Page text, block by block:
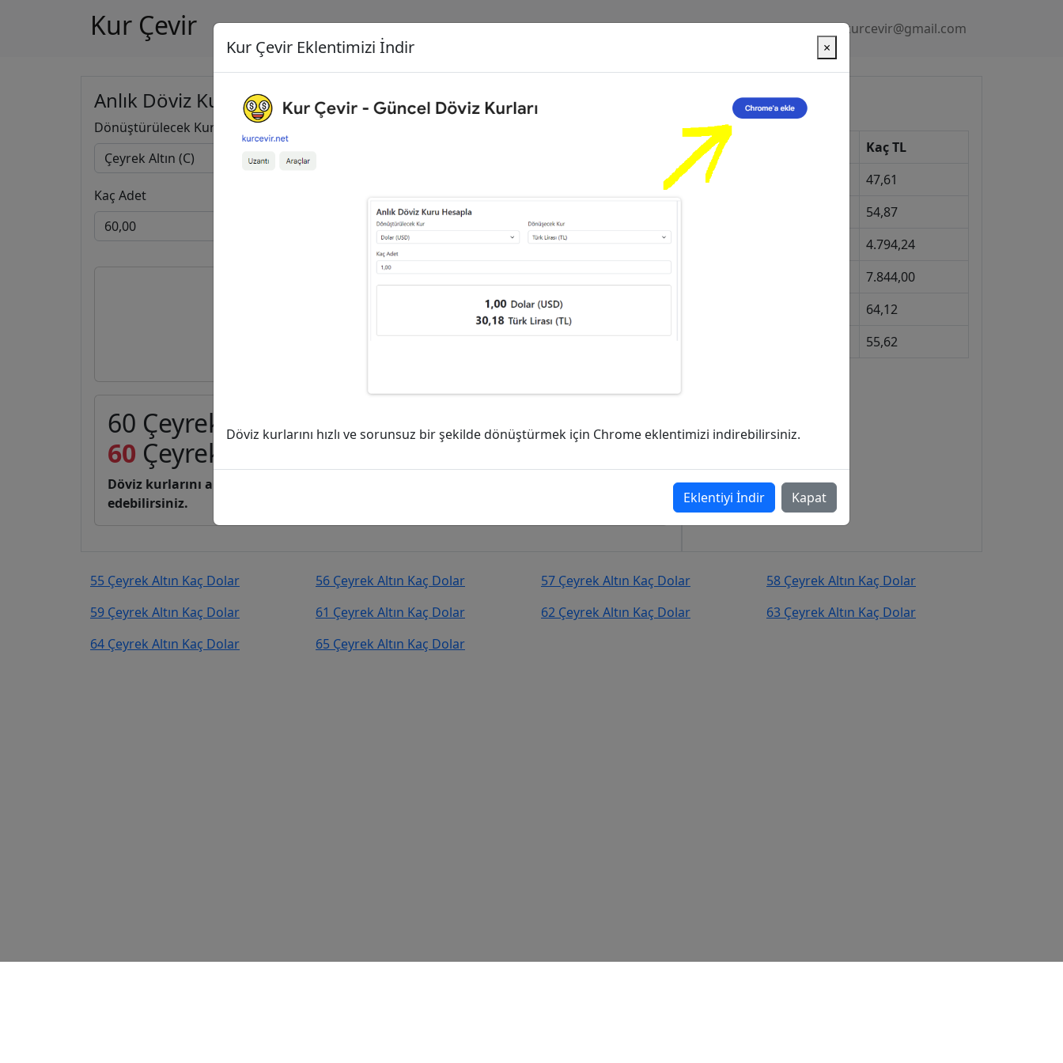
Kur Çevir Gizlilik Politikası kurcevir@gmail.com
Anlık Döviz Kuru Hesapla
Dönüştürülecek Kur
Kaç Adet
Çeyrek Altın (C)
60 Çeyrek Altın (C) kaç Dolar (USD)?
60 Çeyrek Altın Dolar (USD)
Döviz kurlarını anlık, canlı, basit bir şekilde kurcevir.net adresinden takip
edebilirsiniz.
Güncel Kurlar
Kur
Kaç TL
Dolar
47,61
54,87
4.794,24
7.844,00
64,12
55,62
55 Çeyrek Altın Kaç Dolar 56 Çeyrek Altın Kaç Dolar 57 Çeyrek Altın Kaç Dolar
58 Çeyrek Altın Kaç Dolar
59 Çeyrek Altın Kaç Dolar
61 Çeyrek Altın Kaç Dolar 62 Çeyrek Altın Kaç Dolar
63 Çeyrek Altın Kaç Dolar
64 Çeyrek Altın Kaç Dolar
65 Çeyrek Altın Kaç Dolar
Kur Çevir Eklentimizi İndir ×
Döviz kurlarını hızlı ve sorunsuz bir şekilde dönüştürmek için Chrome eklentimizi indirebilirsiniz.
Eklentiyi İndir Kapat